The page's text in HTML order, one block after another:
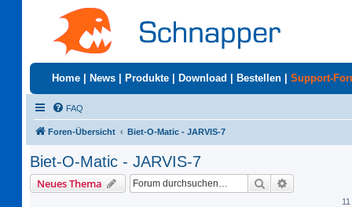
Home News Produkte Download Bestellen Support-
FAQ
Foren-Übersicht Biet-O-Matic - JARVIS-7
Biet-O-Matic - JARVIS-7
Neues Thema Suche